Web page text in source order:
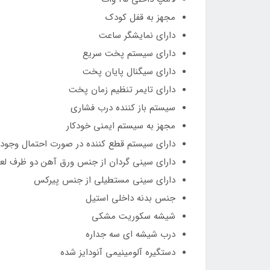
مجهز به قفل کودک
دارای نمایشگر ساعت
دارای سیستم پخت سریع
دارای سیگنال پایان پخت
دارای تایمر تنظیم زمان پخت
سیستم باز کننده درب فشاری
مجهز به سیستم ایمنی خودکار
دارای سیستم قطع کننده در صورت احتمال
دارای سینی گردان از جنس ورق آهن دو ظرف
دارای سینی مستطیلی از جنس پیرکس
جنس بدنه داخلی استیل
شیشه سکوریت مشکی
درب شیشه ای سه جداره
دستگیره آلومینیمی آنودایز شده